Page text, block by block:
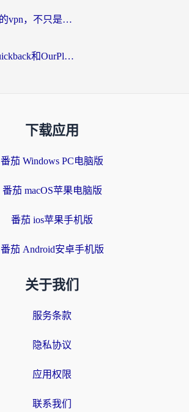
从匈牙利回国内的vpn，不只是为了刷剧那么简单
海外党必看：Quickback和OurPlay好用吗？3分钟选对回国加速器，无缝刷剧玩游戏
下载应用
番茄 Windows PC电脑版
番茄 macOS苹果电脑版
番茄 ios苹果手机版
番茄 Android安卓手机版
关于我们
服务条款
隐私协议
应用权限
联系我们